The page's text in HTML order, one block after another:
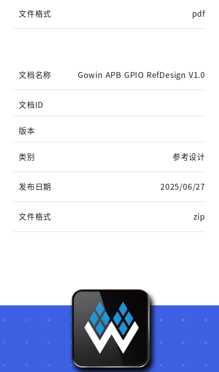
未注册手机登录时会自动创建新账号,我已阅读并
登录
pdf
Gowin APB GPIO RefDesign V1.0
参考设计
2025/06/27
zip